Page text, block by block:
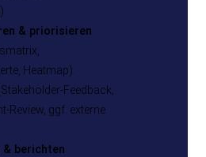
& priorisieren
Heatmap).
Feedback,
Review, ggf. externe
& berichten